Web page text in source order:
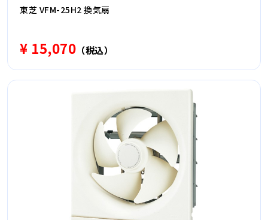
東芝 VFM-25H2 換気扇
¥ 15,070 （税込）